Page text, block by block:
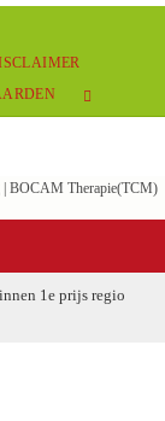
| BOCAM Therapie(TCM)
1e prijs regio